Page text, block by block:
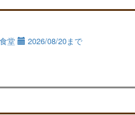
堂 2026/08/20まで